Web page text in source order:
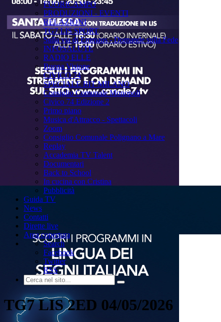
FUORICAMPO
PRODUZIONI - EVENTI
RELAZIONI
TG7 LIS SPORT
Sulla via di Emmaus - Domande sulla Fede
INFOSALUTE
RADIO ELLE
Buona Visione
CIVICO 74
SPECIALE BIT MILANO
Consiglio Comunale Monopoli
Civico 74 Edizione 2
Primo piano
Musica d'Attracco - Spettacoli
Zoom
Consiglio Comunale Polignano a Mare
Replay
Accademia TV Talent
Documentari
Back to School
In cucina con Cristina
Pubblicità
Guida TV
News
Contatti
Dirette live
Area copertura
Search
Facebook
Twitter
RSS
TG7 LIS 2ED 04/05/2026